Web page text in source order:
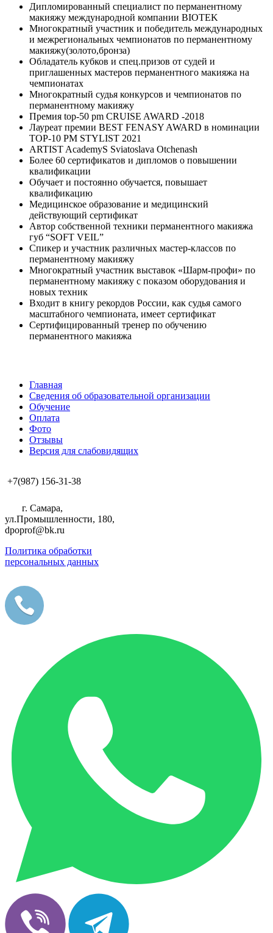
Дипломированный специалист по перманентному
макияжу международной компании BIOTEK
Многократный участник и победитель международных
и межрегиональных чемпионатов по перманентному
макияжу(золото,бронза)
Обладатель кубков и спец.призов от судей и
приглашенных мастеров перманентного макияжа на
чемпионатах
Многократный судья конкурсов и чемпионатов по
перманентному макияжу
Премия top-50 pm CRUISE AWARD -2018
Лауреат премии BEST FENASY AWARD в номинации
TOP-10 PM STYLIST 2021
ARTIST AcademyS Sviatoslava Otchenash
Более 60 сертификатов и дипломов о повышении
квалификации
Обучает и постоянно обучается, повышает
квалификацию
Медицинское образование и медицинский
действующий сертификат
Автор собственной техники перманентного макияжа
губ “SOFT VEIL”
Спикер и участник различных мастер-классов по
перманентному макияжу
Многократный участник выставок «Шарм-профи» по
перманентному макияжу с показом оборудования и
новых техник
Входит в книгу рекордов России, как судья самого
масштабного чемпионата, имеет сертификат
Сертифицированный тренер по обучению
перманентного макияжа
Главная
Сведения об образовательной организации
Обучение
Оплата
Фото
Отзывы
Версия для слабовидящих
+7(987) 156-31-38
г. Самара,
ул.Промышленности, 180,
dpoprof@bk.ru
Политика обработки
персональных данных